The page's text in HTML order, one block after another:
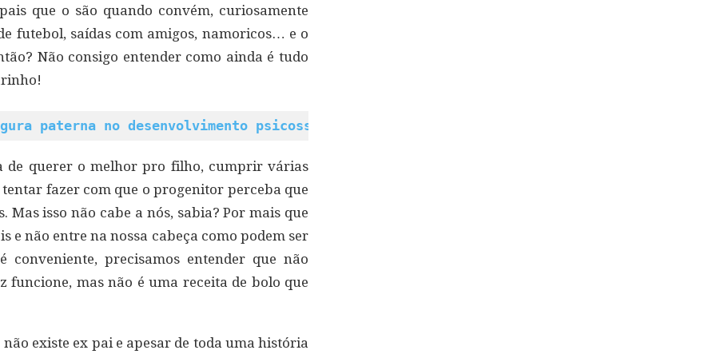
que o são quando convém, curiosamente
futebol, saídas com amigos, namoricos… e o
Não consigo entender como ainda é tudo
paterna no desenvolvimento psicossocial
de querer o melhor pro filho, cumprir várias
fazer com que o progenitor perceba que
isso não cabe a nós, sabia? Por mais que
e não entre na nossa cabeça como podem ser
conveniente, precisamos entender que não
funcione, mas não é uma receita de bolo que
existe ex pai e apesar de toda uma história